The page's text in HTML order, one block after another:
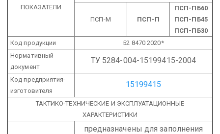
ПОКАЗАТЕЛИ
ПСП-М ПСП-П
ПСП-ПБ60
ПСП-ПБ45
ПСП-ПБ30
Код продукции
52 8470 2020*
Нормативный
документ
ТУ 5284-004-15199415-2004
Код предприятия-
изготовителя
15199415
ТАКТИКО-ТЕХНИЧЕСКИЕ И ЭКСПЛУАТАЦИОННЫЕ
ХАРАКТЕРИСТИКИ
предназначены для заполнения